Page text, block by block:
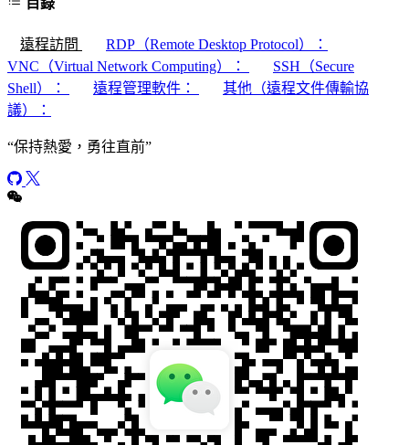
遠程訪問
RDP（Remote Desktop Protocol）：
VNC（Virtual Network Computing）：
SSH（Secure
Shell）：
遠程管理軟件：
其他（遠程文件傳輸協
議）：
“保持熱愛，勇往直前”